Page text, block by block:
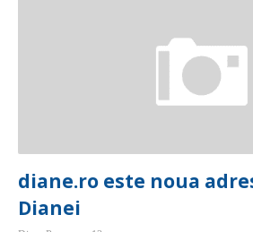
diane.ro este noua
Dianei